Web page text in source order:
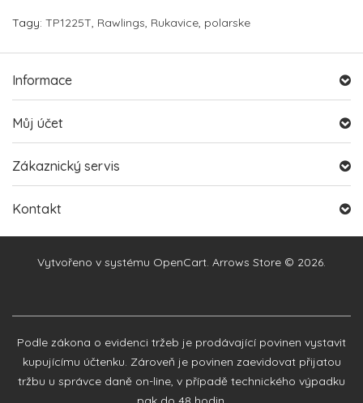
Tagy: TP1225T, Rawlings, Rukavice, polarske
Informace
Můj účet
Zákaznický servis
Kontakt
Vytvořeno v systému OpenCart. Arrows Store © 2026.
Podle zákona o evidenci tržeb je prodávající povinen vystavit
kupujícímu účtenku. Zároveň je povinen zaevidovat přijatou
tržbu u správce daně on-line, v případě technického výpadku